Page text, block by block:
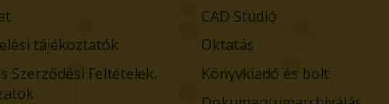
tájékoztatók
Szerződési Feltételek,
CAD Stúdió
Oktatás
Könyvkiadó és bolt